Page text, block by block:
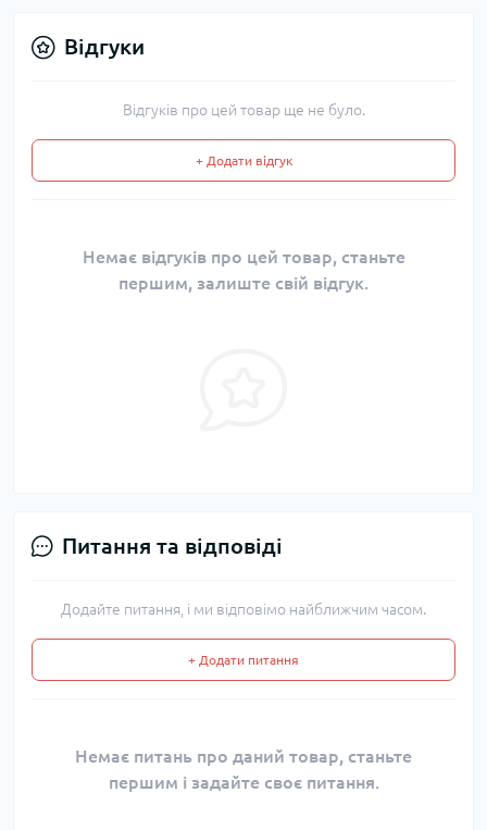
Відгуки
Відгуків про цей товар ще не було.
+ Додати відгук
Немає відгуків про цей товар, станьте
першим, залиште свій відгук.
Питання та відповіді
Додайте питання, і ми відповімо найближчим часом.
+ Додати питання
Немає питань про даний товар, станьте
першим і задайте своє питання.